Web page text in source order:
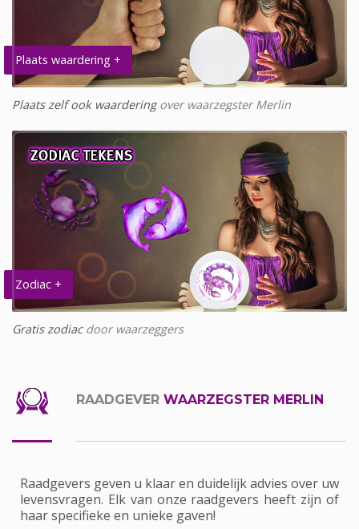
Plaats waardering +
Plaats zelf ook waarderingover waarzegster Merlin
Zodiac +
Gratis zodiacdoor waarzeggers
RAADGEVER WAARZEGSTER MERLIN
Raadgevers geven u klaar en duidelijk advies over uw
levensvragen. Elk van onze raadgevers heeft zijn of
haar specifieke en unieke gaven!